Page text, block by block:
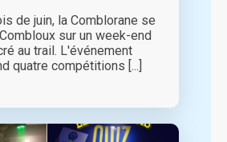
de juin, la Comblorane se
sur un week-end
au trail. L'événement
quatre compétitions [...]